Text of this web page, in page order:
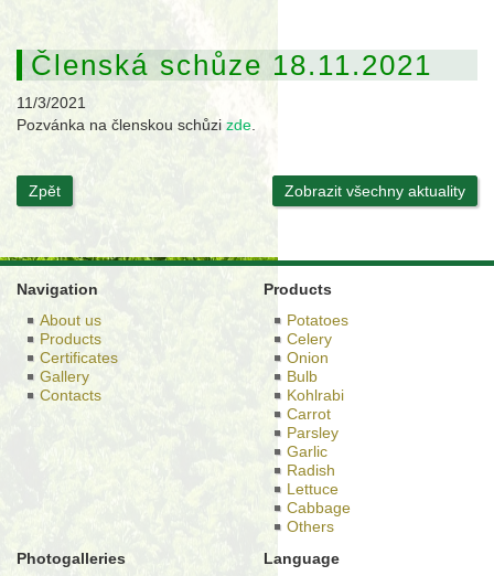
Členská schůze 18.11.2021
11/3/2021
Pozvánka na členskou schůzi zde
Zpět Zobrazit všechny aktuality
Navigation
About us
Products
Certificates
Gallery
Contacts
Products
Potatoes
Celery
Onion
Bulb
Kohlrabi
Carrot
Parsley
Garlic
Radish
Lettuce
Cabbage
Others
Photogalleries
Language